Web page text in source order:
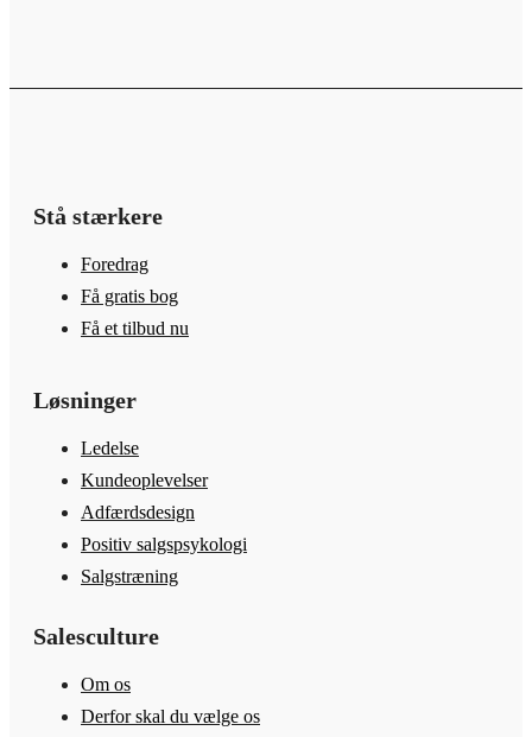
Stå stærkere
Foredrag
Få gratis bog
Få et tilbud nu
Løsninger
Ledelse
Kundeoplevelser
Adfærdsdesign
Positiv salgspsykologi
Salgstræning
Salesculture
Om os
Derfor skal du vælge os